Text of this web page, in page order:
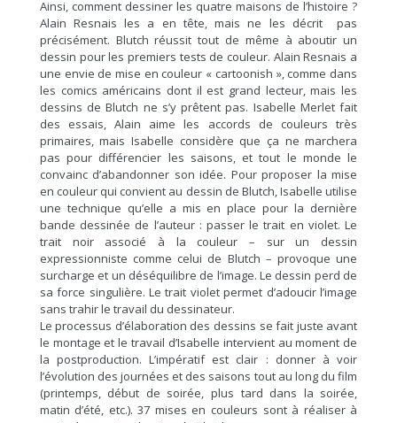
Ainsi, comment dessiner les quatre maisons de l’histoire ?
Alain Resnais les a en tête, mais ne les décrit pas
précisément. Blutch réussit tout de même à aboutir un
dessin pour les premiers tests de couleur. Alain Resnais a
une envie de mise en couleur « cartoonish », comme dans
les comics américains dont il est grand lecteur, mais les
dessins de Blutch ne s’y prêtent pas. Isabelle Merlet fait
des essais, Alain aime les accords de couleurs très
primaires, mais Isabelle considère que ça ne marchera
pas pour différencier les saisons, et tout le monde le
convainc d’abandonner son idée. Pour proposer la mise
en couleur qui convient au dessin de Blutch, Isabelle utilise
une technique qu’elle a mis en place pour la dernière
bande dessinée de l’auteur : passer le trait en violet. Le
trait noir associé à la couleur – sur un dessin
expressionniste comme celui de Blutch – provoque une
surcharge et un déséquilibre de l’image. Le dessin perd de
sa force singulière. Le trait violet permet d’adoucir l’image
sans trahir le travail du dessinateur.
Le processus d’élaboration des dessins se fait juste avant
le montage et le travail d’Isabelle intervient au moment de
la postproduction. L’impératif est clair : donner à voir
l’évolution des journées et des saisons tout au long du film
(printemps, début de soirée, plus tard dans la soirée,
matin d’été, etc.). 37 mises en couleurs sont à réaliser à